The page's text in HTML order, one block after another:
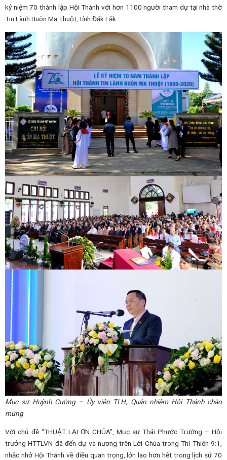
kỷ niệm 70 thành lập Hội Thánh với hơn 1100 người tham dự tại nhà thờ
Tin Lành Buôn Ma Thuột, tỉnh Đắk Lắk.
Mục sư Huỳnh Cường – Ủy viên TLH, Quản nhiệm Hội Thánh chào
mừng
Với chủ đề “THUẬT LẠI ƠN CHÚA”, Mục sư Thái Phước Trường – Hội
trưởng HTTLVN đã đến dự và nương trên Lời Chúa trong Thi Thiên 9:1,
nhắc nhở Hội Thánh về điều quan trọng, lớn lao hơn hết trong lịch sử 70